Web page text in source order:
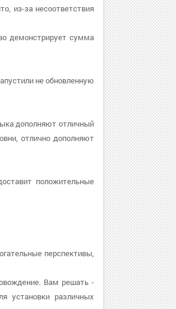
из-за несоответствия
демонстрирует сумма
не обновленную
дополняют отличный
отлично дополняют
положительные
перспективы,
Вам решать -
установки различных